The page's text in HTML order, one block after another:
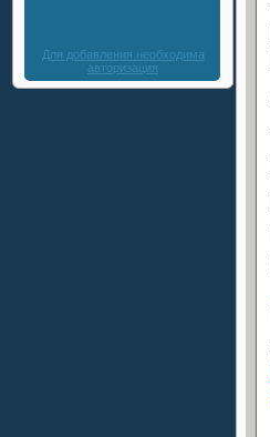
Для добавления необходима
авторизация